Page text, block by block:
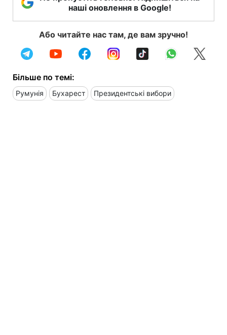
наші оновлення в Google!
Або читайте нас там, де вам зручно!
Більше по темі:
Румунія Бухарест Президентські вибори